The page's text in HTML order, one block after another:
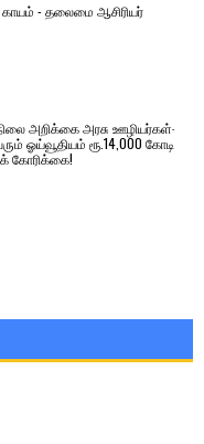
- தலைமை ஆசிரியர்
அறிக்கை அரசு ஊழியர்கள்-
ஓய்வூதியம் ரூ.14,000 கோடி
கோரிக்கை!